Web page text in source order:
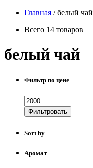
Главная /белый чай
Всего 14 товаров
белый чай
Фильтр по цене
Фильтровать
Sort by
Аромат